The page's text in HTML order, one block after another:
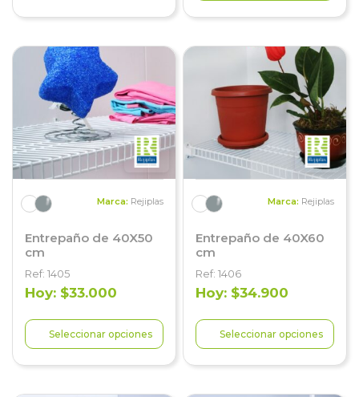
Marca: Rejiplas
Entrepaño de 40X50
cm
Ref: 1405
Hoy: $33.000
Seleccionar opciones
Marca: Rejiplas
Entrepaño de 40X60
cm
Ref: 1406
Hoy: $34.900
Seleccionar opciones